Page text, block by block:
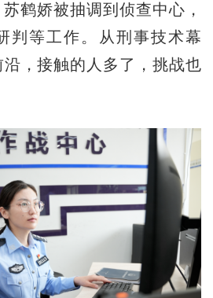
鹤娇被抽调到侦查中心，
判等工作。从刑事技术幕
，接触的人多了，挑战也